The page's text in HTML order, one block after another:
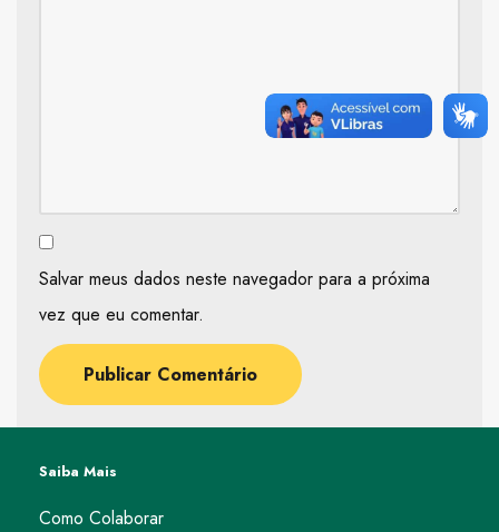
Salvar meus dados neste navegador para a próxima
vez que eu comentar.
Saiba Mais
Como Colaborar